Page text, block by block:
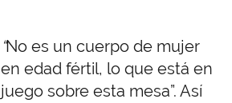
“No es un cuerpo de mujer
en edad fértil, lo que está en
juego sobre esta mesa”. Así